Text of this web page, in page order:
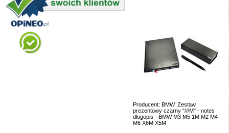
Producent: BMW. Zestaw
prezentowy czarny "///M" - notes
długopis - BMW M3 M5 1M M2 M4
M6 X6M X5M